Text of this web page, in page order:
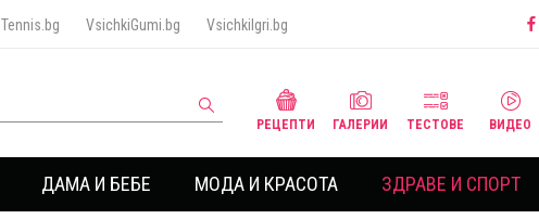
Tennis.bg VsichkiGumi.bg VsichkiIgri.bg
РЕЦЕПТИ ГАЛЕРИИ ТЕСТОВЕ ВИДЕО
ДАМА И БЕБЕ МОДА И КРАСОТА ЗДРАВЕ И СПОРТ